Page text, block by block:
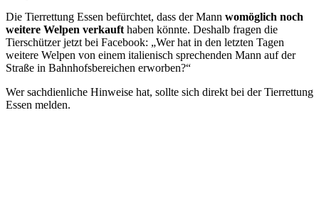
Die Tierrettung Essen befürchtet, dass der Mann womöglich noch
weitere Welpen verkauft haben könnte. Deshalb fragen die
Tierschützer jetzt bei Facebook: „Wer hat in den letzten Tagen
weitere Welpen von einem italienisch sprechenden Mann auf der
Straße in Bahnhofsbereichen erworben?“
Wer sachdienliche Hinweise hat, sollte sich direkt bei der Tierrettung
Essen melden.